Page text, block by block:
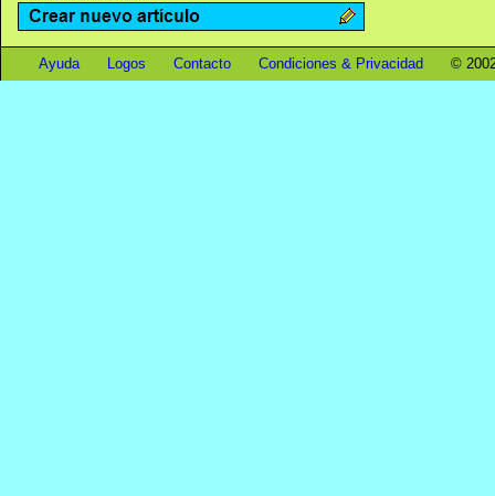
Ayuda Logos Contacto Condiciones & Privacidad ©